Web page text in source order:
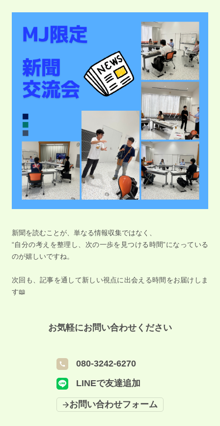
新聞を読むことが、単なる情報収集ではなく、
“自分の考えを整理し、次の一歩を見つける時間”になっている
のが嬉しいですね。
次回も、記事を通して新しい視点に出会える時間をお届けしま
す📖
お気軽にお問い合わせください
080-3242-6270
LINEで友達追加
お問い合わせフォーム